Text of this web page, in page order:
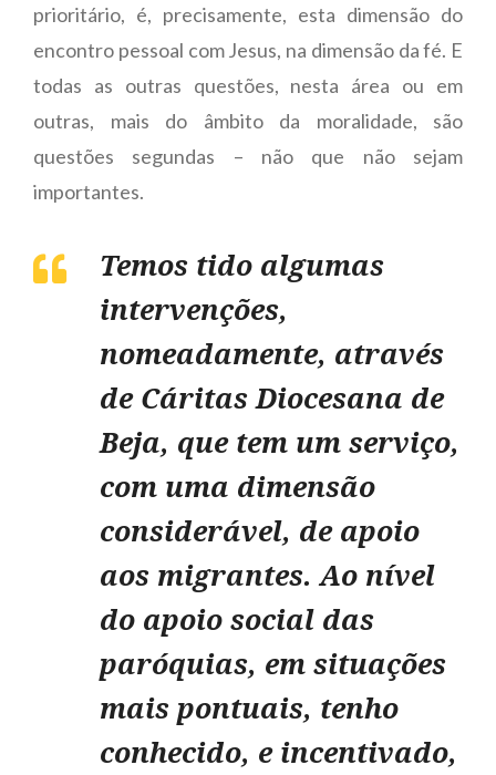
prioritário, é, precisamente, esta dimensão do
encontro pessoal com Jesus, na dimensão da fé. E
todas as outras questões, nesta área ou em
outras, mais do âmbito da moralidade, são
questões segundas – não que não sejam
importantes.
Temos tido algumas
intervenções,
nomeadamente, através
de Cáritas Diocesana de
Beja, que tem um serviço,
com uma dimensão
considerável, de apoio
aos migrantes. Ao nível
do apoio social das
paróquias, em situações
mais pontuais, tenho
conhecido, e incentivado,